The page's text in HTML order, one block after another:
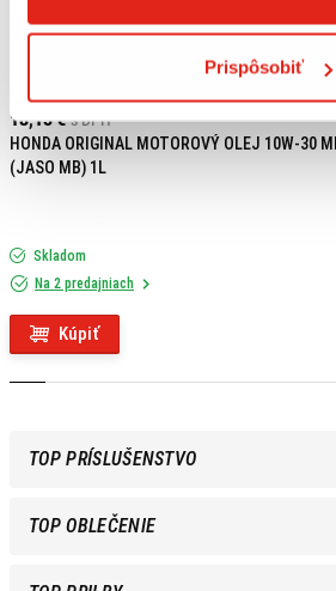
Prispôsobiť
18,15 € s DPH
HONDA ORIGINAL MOTOROVÝ OLEJ 10W-30
(JASO MB) 1L
Skladom
Na 2 predajniach
Kúpiť
TOP PRÍSLUŠENSTVO
TOP OBLEČENIE